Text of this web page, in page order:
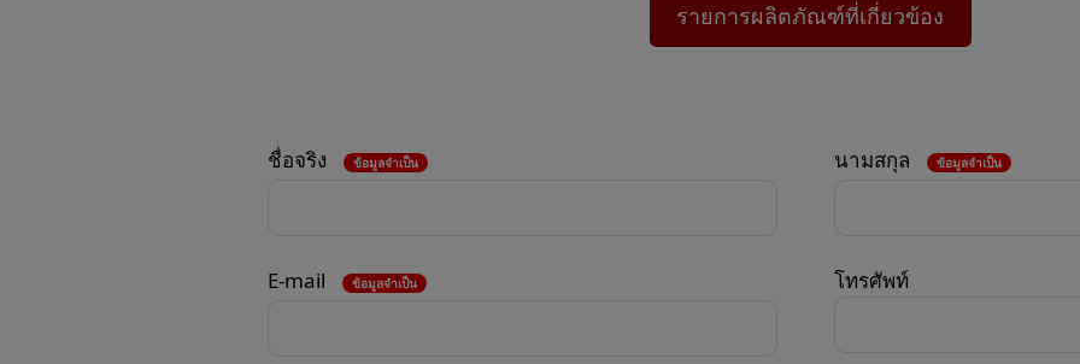
รายการผลิตภัณฑ์ที่เกี่ยวข้อง
ชื่อจริง ข้อมูลจำเป็น นามสกุล ข้อมูลจำเป็น
E-mail ข้อมูลจำเป็น โทรศัพท์